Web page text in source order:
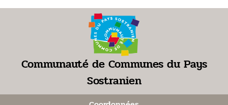
Communauté de Communes du Pays
Sostranien